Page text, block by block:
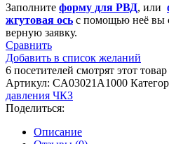
Заполните форму для РВД, или
жгутовая ось с помощью неё вы
верную заявку.
Сравнить
Добавить в список желаний
6 посетителей смотрят этот
Артикул: CA03021A1000
давления ЧКЗ
Поделиться:
Описание